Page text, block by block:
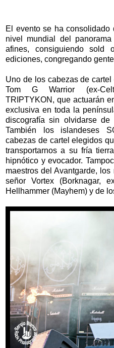
​El evento se ha
nivel mundial del
afines, consiguiendo
ediciones, congregando
Uno de los cabezas de
Tom G Warrior (ex-
TRIPTYKON, que actuarán
exclusiva en toda la
discografía sin olvidarse
También los islandeses
cabezas de cartel elegidos
transportarnos a su fría
hipnótico y evocador.
maestros del Avantgarde,
señor Vortex (Borknagar,
Hellhammer (Mayhem) y de